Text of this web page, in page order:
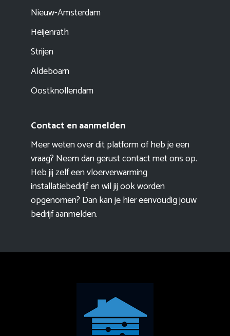
Nieuw-Amsterdam
Heijenrath
Strijen
Aldeboarn
Oostknollendam
Contact en aanmelden
Meer weten over dit platform of heb je een
vraag? Neem dan gerust contact met ons op.
Heb jij zelf een vloerverwarming
installatiebedrijf en wil jij ook worden
opgenomen? Dan kan je hier eenvoudigjouw
bedrijf aanmelden.